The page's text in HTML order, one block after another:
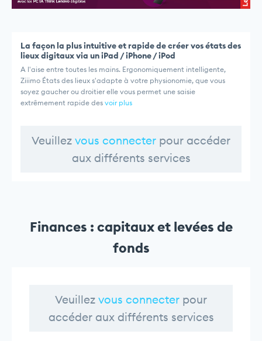
La façon la plus intuitive et rapide de créer vos états des
lieux digitaux via un iPad / iPhone / iPod
A l'aise entre toutes les mains. Ergonomiquement intelligente,
Ziiimo États des lieux s'adapte à votre physionomie, que vous
soyez gaucher ou droitier elle vous permet une saisie
extrêmement rapide des voir plus
Veuillez vous connecter pour accéder
aux différents services
Finances : capitaux et levées de
fonds
Veuillez vous connecter pour
accéder aux différents services